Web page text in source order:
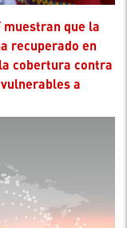
recuperado en
cobertura contra
a